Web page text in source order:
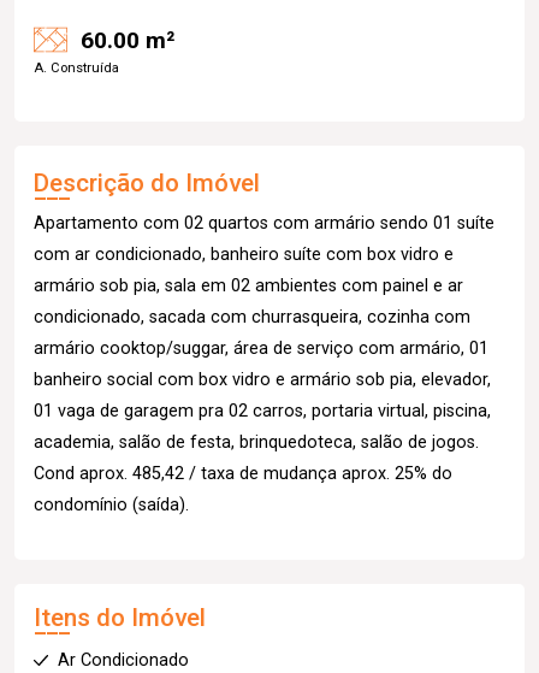
60.00 m²
A. Construída
Descrição do Imóvel
Apartamento com 02 quartos com armário sendo 01 suíte
com ar condicionado, banheiro suíte com box vidro e
armário sob pia, sala em 02 ambientes com painel e ar
condicionado, sacada com churrasqueira, cozinha com
armário cooktop/suggar, área de serviço com armário, 01
banheiro social com box vidro e armário sob pia, elevador,
01 vaga de garagem pra 02 carros, portaria virtual, piscina,
academia, salão de festa, brinquedoteca, salão de jogos.
Cond aprox. 485,42 / taxa de mudança aprox. 25% do
condomínio (saída).
Itens do Imóvel
Ar Condicionado